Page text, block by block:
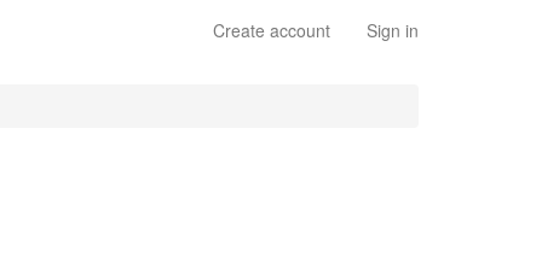
Create account Sign in